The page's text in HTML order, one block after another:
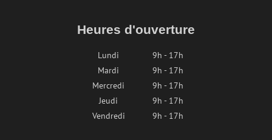
Heures d'ouverture
Lundi
9h - 17h
Mardi
9h - 17h
Mercredi
9h - 17h
Jeudi
9h - 17h
Vendredi
9h - 17h